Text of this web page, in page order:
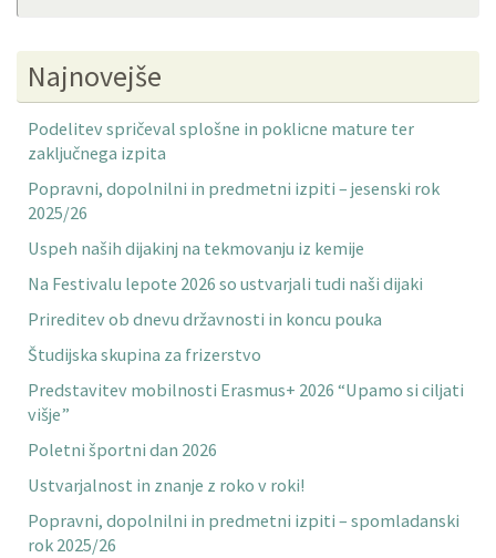
Najnovejše
Podelitev spričeval splošne in poklicne mature ter
zaključnega izpita
Popravni, dopolnilni in predmetni izpiti – jesenski rok
2025/26
Uspeh naših dijakinj na tekmovanju iz kemije
Na Festivalu lepote 2026 so ustvarjali tudi naši dijaki
Prireditev ob dnevu državnosti in koncu pouka
Študijska skupina za frizerstvo
Predstavitev mobilnosti Erasmus+ 2026 “Upamo si ciljati
višje”
Poletni športni dan 2026
Ustvarjalnost in znanje z roko v roki!
Popravni, dopolnilni in predmetni izpiti – spomladanski
rok 2025/26